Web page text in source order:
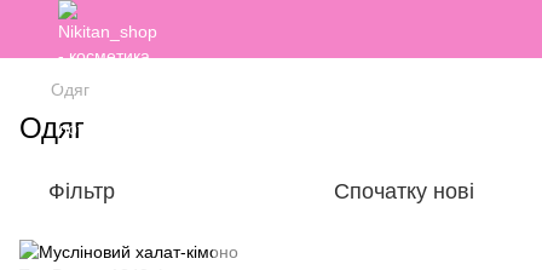
Одяг
Одяг
Фільтр Спочатку нові